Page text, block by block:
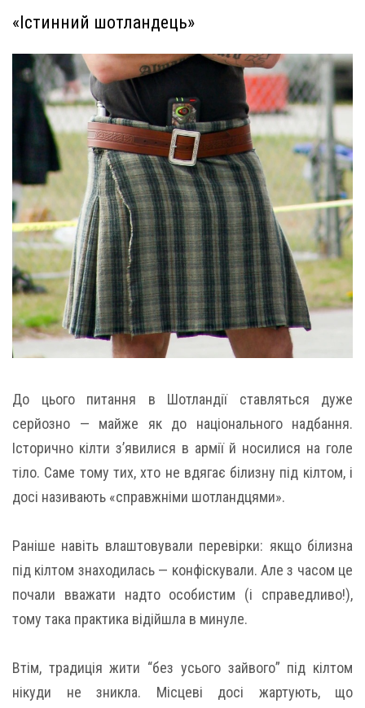
«Істинний шотландець»
До цього питання в Шотландії ставляться дуже
серйозно — майже як до національного надбання.
Історично кілти з’явилися в армії й носилися на голе
тіло. Саме тому тих, хто не вдягає білизну під кілтом, і
досі називають «справжніми шотландцями».
Раніше навіть влаштовували перевірки: якщо білизна
під кілтом знаходилась — конфіскували. Але з часом це
почали вважати надто особистим (і справедливо!),
тому така практика відійшла в минуле.
Втім, традиція жити “без усього зайвого” під кілтом
нікуди не зникла. Місцеві досі жартують, що